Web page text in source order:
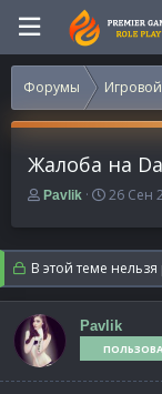
Форумы
Жалоба на
А
т
о
р
т
е
м
ы
Pavlik
Д
т
а
н
а
а
л
26 Сен
В этой теме
Pavlik